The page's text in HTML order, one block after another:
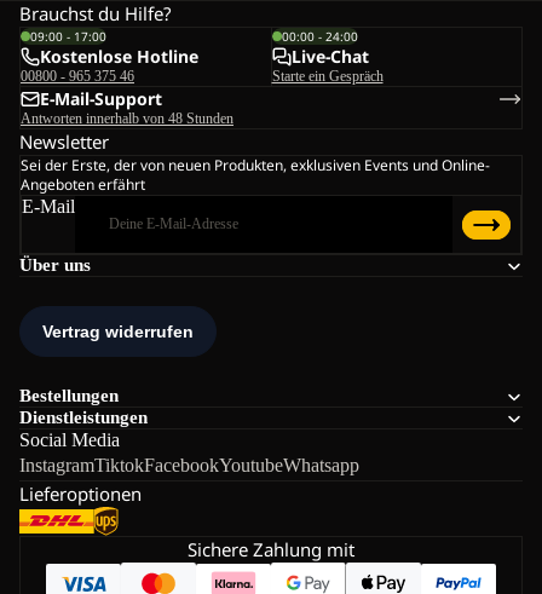
Über uns
Bestellungen
Dienstleistungen
Social Media
InstagramTiktokFacebookYoutubeWhatsapp
Lieferoptionen
Brauchst du Hilfe?
09:00 - 17:00
Kostenlose Hotline
00800 - 965 375 46
00:00 - 24:00
Live-Chat
Starte ein Gespräch
E-Mail-Support
Antworten innerhalb von 48 Stunden
Newsletter
Sei der Erste, der von neuen Produkten, exklusiven Events und Online-
Angeboten erfährt
E-Mail
Sichere Zahlung mit